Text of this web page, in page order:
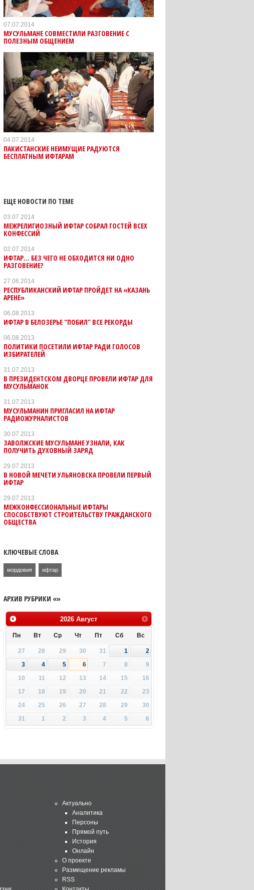
07.07.2014
МУСУЛЬМАНЕ СОВМЕСТИЛИ РАЗГОВЕНИЕ С
ПОЛЕЗНЫМ ОБЩЕНИЕМ
04.07.2014
ПАКИСТАНСКИЕ НЕИМУЩИЕ РАДУЮТСЯ
БЕСПЛАТНЫМ ИФТАРАМ
ЕЩЕ НОВОСТИ ПО ТЕМЕ
03.07.2014
МЕЖРЕЛИГИОЗНЫЙ ИФТАР СОБРАЛ ГОСТЕЙ ВСЕХ
КОНФЕССИЙ
02.07.2014
ИФТАР... БЕЗ ЧЕГО НЕ ОБХОДИТСЯ НИ ОДНО
РАЗГОВЕНИЕ?
27.06.2014
РЕСПУБЛИКАНСКИЙ ИФТАР ПРОЙДЕТ НА «КАЗАНЬ
АРЕНЕ»
06.08.2013
ИФТАР В БЕЛОЗЕРЬЕ "ПОБИЛ" ВСЕ РЕКОРДЫ
06.08.2013
ПОЛИТИКИ ПОСЕТИЛИ ИФТАР РАДИ ГОЛОСОВ
ИЗБИРАТЕЛЕЙ
31.07.2013
В ПРЕЗИДЕНТСКОМ ДВОРЦЕ ПРОВЕЛИ ИФТАР ДЛЯ
МУСУЛЬМАНОК
31.07.2013
МУСУЛЬМАНИН ПРИГЛАСИЛ НА ИФТАР
РАДИОЖУРНАЛИСТОВ
30.07.2013
ЗАВОЛЖСКИЕ МУСУЛЬМАНЕ УЗНАЛИ, КАК
ПОЛУЧИТЬ ДУХОВНЫЙ ЗАРЯД
29.07.2013
В НОВОЙ МЕЧЕТИ УЛЬЯНОВСКА ПРОВЕЛИ ПЕРВЫЙ
ИФТАР
29.07.2013
МЕЖКОНФЕССИОНАЛЬНЫЕ ИФТАРЫ
СПОСОБСТВУЮТ СТРОИТЕЛЬСТВУ ГРАЖДАНСКОГО
ОБЩЕСТВА
КЛЮЧЕВЫЕ СЛОВА
мордовия ифтар
АРХИВ РУБРИКИ «»
2026 Август
Пн Вт Ср Чт Пт Сб Вс
27 28 29 30 31 1
2
3
4 5 6 7 8
9
10
11 12 13 14 15
16
17
18 19 20 21 22
23
24
25 26 27 28 29
30
31
1 2 3 4 5 6
Актуально
Аналитика
Персоны
Прямой путь
История
Онлайн
О проекте
Размещение рекламы
RSS